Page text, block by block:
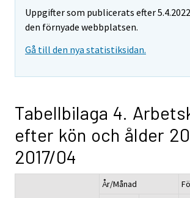
Uppgifter som publicerats efter
den förnyade webbplatsen.
Gå till den nya statistiksidan.
Tabellbilaga 4.
efter kön och ålder
2017/04
År/Månad